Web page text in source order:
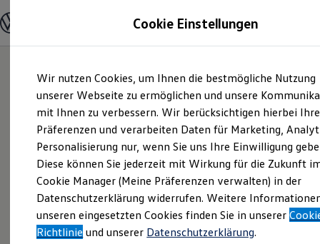
Hauptinhalt
springen
Footer
springen
Modelle und Konfigurator
Modelle vergleichen
Elektroautos
ENERGY Sondermodelle
Nutzfahrzeuge
SUV und CUV
Familienautos
Kombis
Kompaktwagen
Sportwagen
Schnell verfügbare Fahrzeuge
Angebote und Produkte
Aktuelle Angebote
E-Auto-Förderung
Volkswagen Marktplatz
Cookie Einstellungen
Wir nutzen Cookies, um Ihnen die bestmögliche Nutzung
unserer Webseite zu ermöglichen und unsere
mit Ihnen zu verbessern. Wir berücksichtigen hierbei Ihre
Präferenzen und verarbeiten Daten für Marketing,
Personalisierung nur, wenn Sie uns Ihre Einwilligung
Diese können Sie jederzeit mit Wirkung für die Zukunft
Cookie Manager (Meine Präferenzen verwalten) in der
Datenschutzerklärung widerrufen. Weitere
unseren eingesetzten Cookies finden Sie in unserer
Richtlinie und unserer Datenschutzerklärung.